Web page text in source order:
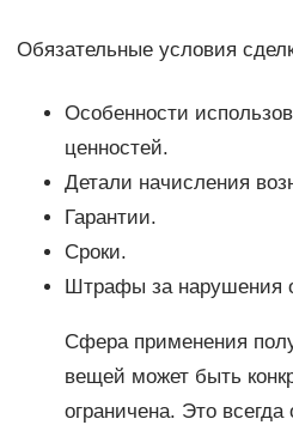
Обязательные условия
Особенности
ценностей.
Детали начисления
Гарантии.
Сроки.
Штрафы за нарушения
Сфера применения
вещей может быть
ограничена. Это